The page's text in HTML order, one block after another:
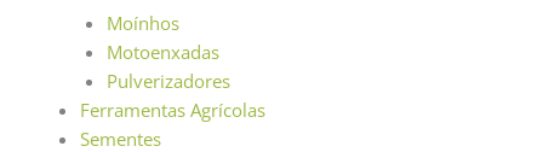
Moínhos
Motoenxadas
Pulverizadores
Ferramentas Agrícolas
Sementes